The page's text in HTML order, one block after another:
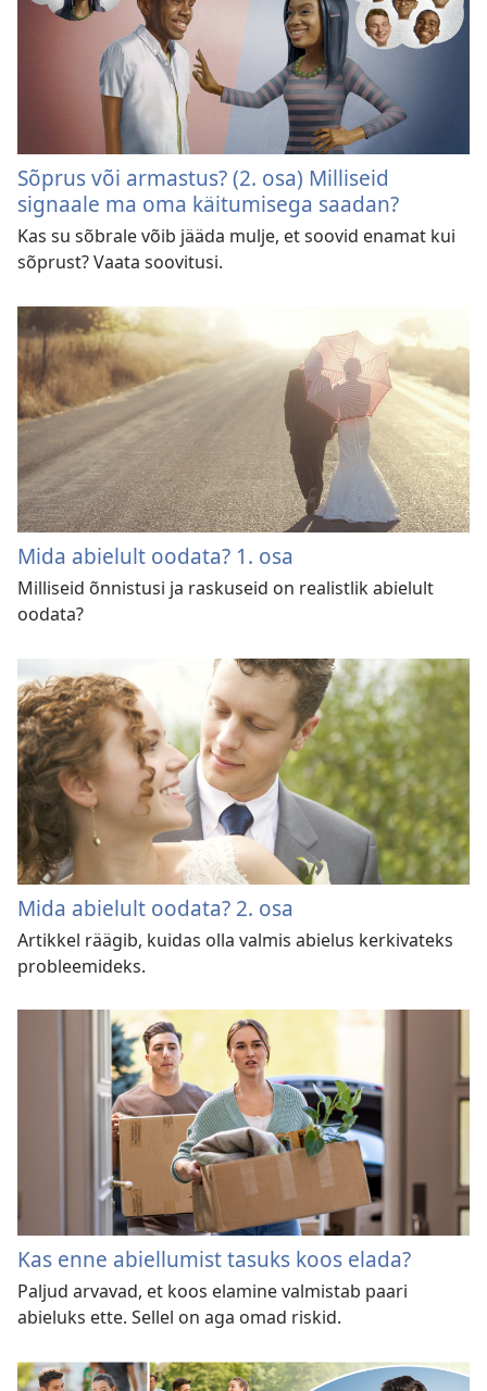
Sõprus või armastus? (2. osa) Milliseid
signaale ma oma käitumisega saadan?
Kas su sõbrale võib jääda mulje, et soovid enamat kui
sõprust? Vaata soovitusi.
Mida abielult oodata? 1. osa
Milliseid õnnistusi ja raskuseid on realistlik abielult
oodata?
Mida abielult oodata? 2. osa
Artikkel räägib, kuidas olla valmis abielus kerkivateks
probleemideks.
Kas enne abiellumist tasuks koos elada?
Paljud arvavad, et koos elamine valmistab paari
abieluks ette. Sellel on aga omad riskid.